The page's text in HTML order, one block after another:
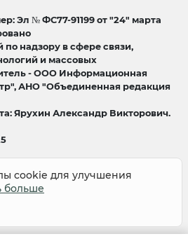
Эл № ФС77-91199 от "24" марта
надзору в сфере связи,
и массовых
- ООО Информационная
АНО "Объединенная редакция
Ярухин Александр Викторович.
защищены
cookie для улучшения
больше